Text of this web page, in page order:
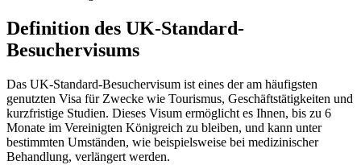
Definition des UK-Standard-
Besuchervisums
Das UK-Standard-Besuchervisum ist eines der am häufigsten
genutzten Visa für Zwecke wie Tourismus, Geschäftstätigkeiten und
kurzfristige Studien. Dieses Visum ermöglicht es Ihnen, bis zu 6
Monate im Vereinigten Königreich zu bleiben, und kann unter
bestimmten Umständen, wie beispielsweise bei medizinischer
Behandlung, verlängert werden.